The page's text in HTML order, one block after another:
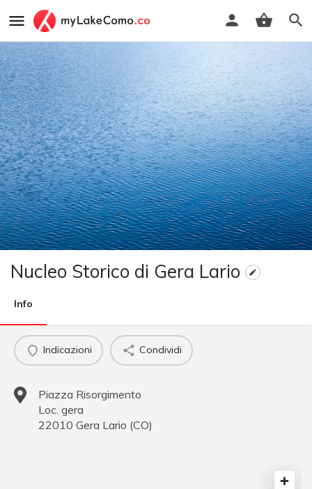
Nucleo Storico di Gera Lario
Info
Indicazioni Condividi
Piazza Risorgimento
Loc. gera
22010 Gera Lario (CO)